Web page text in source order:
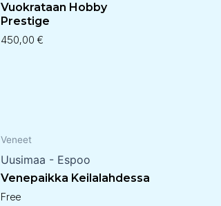
Vuokrataan Hobby
Prestige
450,00 €
Veneet
Uusimaa - Espoo
Venepaikka Keilalahdessa
Free